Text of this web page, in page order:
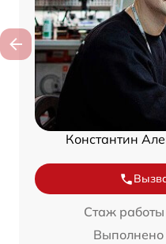
Константин
Стаж
Выполнено